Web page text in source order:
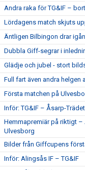
Andra raka för TG&IF –
Lördagens match skjuts
Äntligen Bilbingon drar
Dubbla Giff-segrar i
Glädje och jubel - stort
Full fart även andra helgen
Första matchen på
Inför: TG&IF – Åsarp-
Hemmapremiär på riktigt –
Ulvesborg
Bilder från Giffcupens
Inför: Alingsås IF – TG&IF